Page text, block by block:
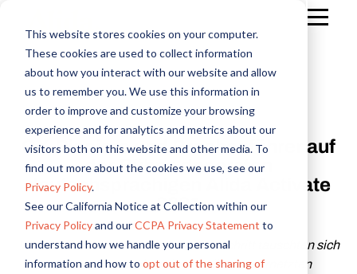
This website stores cookies on your computer.
These cookies are used to collect information
about how you interact with our website and allow
us to remember you. We use this information in
order to improve and customize your browsing
experience and for analytics and metrics about our
visitors both on this website and other media. To
find out more about the cookies we use, see our
Privacy Policy.
See our California Notice at Collection within our
Privacy Policyand ourCCPA Privacy Statement to
understand how we handle your personal
information and how to opt out of the sharing of
E-mail*
Vorname*
Nachname*
Firmenname
Stellenbezeichnung
Land*
Ich möchte gelegentlich Emails von Alida
CX-Pioniere und Brachenführer auf
der Bühne der ersten
deutschsprachigen Alida Activate
2021
Vorreiter in Sachen Wandel und Fortschritt tauschten sich
aus und lernten über die Vorteile von vernetzten